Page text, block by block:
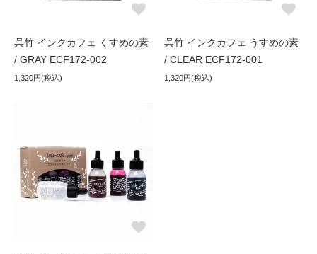
呉竹 インクカフェ くすめの素
/ GRAY ECF172-002
1,320円(税込)
呉竹 インクカフェ うすめの素
/ CLEAR ECF172-001
1,320円(税込)